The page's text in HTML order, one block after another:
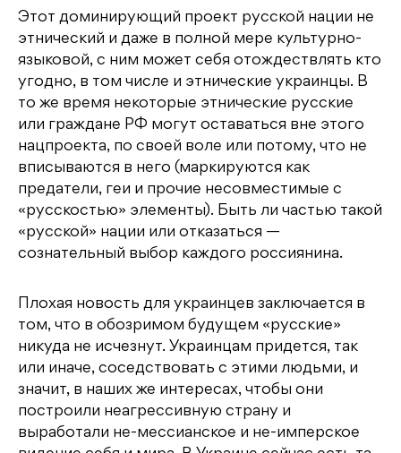
Этот доминирующий проект русской нации не
этнический и даже в полной мере культурно-
языковой, с ним может себя отождествлять кто
угодно, в том числе и этнические украинцы. В
то же время некоторые этнические русские
или граждане РФ могут оставаться вне этого
нацпроекта, по своей воле или потому, что не
вписываются в него (маркируются как
предатели, геи и прочие несовместимые с
«русскостью» элементы). Быть ли частью такой
«русской» нации или отказаться —
сознательный выбор каждого россиянина.
Плохая новость для украинцев заключается в
том, что в обозримом будущем «русские»
никуда не исчезнут. Украинцам придется, так
или иначе, соседствовать с этими людьми, и
значит, в наших же интересах, чтобы они
построили неагрессивную страну и
выработали не-мессианское и не-имперское